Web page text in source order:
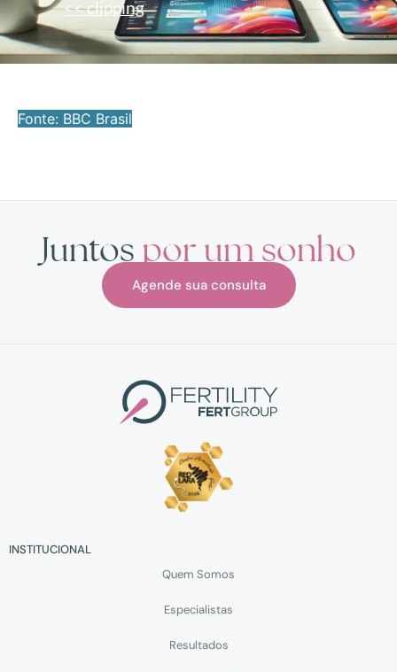
<< clipping
Fonte: BBC Brasil
Juntos por um sonho
Agende sua consulta
INSTITUCIONAL
Quem Somos
Especialistas
Resultados